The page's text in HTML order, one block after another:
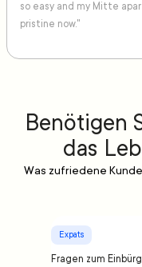
so easy and my Mitte
pristine now."
Benötigen
das
Was zufriedene
Expats
Fragen zum